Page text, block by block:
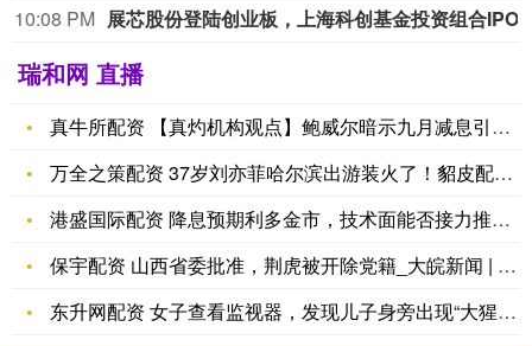
10:08 PM
瑞和网 直播
真牛所配资 【真灼机构观点】鲍威尔暗示九月减息引发全球股市反
万全之策配资 37岁刘亦菲哈尔滨出游装火了！貂皮配光腿神器不
港盛国际配资 降息预期利多金市，技术面能否接力推动？
保宇配资 山西省委批准，荆虎被开除党籍_大皖新闻 | 安徽网
东升网配资 女子查看监视器，发现儿子身旁出现“大猩猩”！回家
億
略
度
能
配
朗
集
发
10
金